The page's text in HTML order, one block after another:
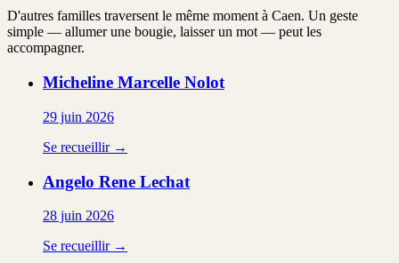
D'autres familles traversent le même moment à Caen. Un geste
simple — allumer une bougie, laisser un mot — peut les
accompagner.
Micheline Marcelle Nolot
29 juin 2026
Se recueillir →
Angelo Rene Lechat
28 juin 2026
Se recueillir →